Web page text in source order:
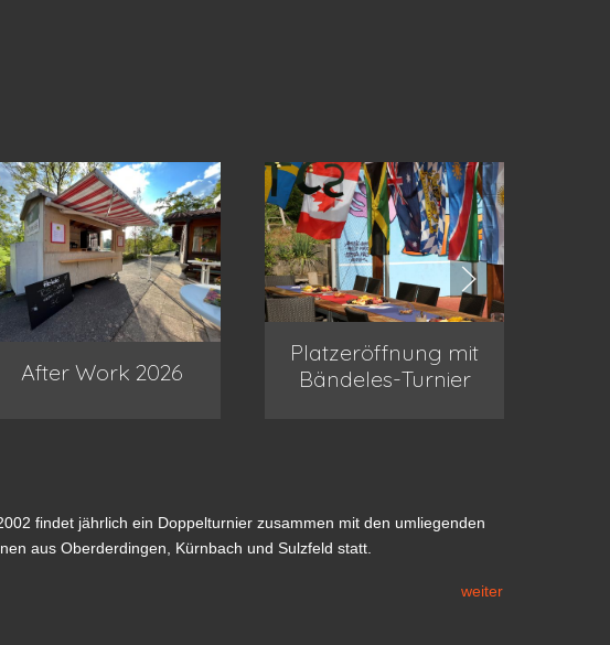
After Work 2026
Platzeröffnung mit
Bändeles-Turnier
findet jährlich ein Doppelturnier zusammen mit den umliegenden
aus Oberderdingen, Kürnbach und Sulzfeld statt.
weiter